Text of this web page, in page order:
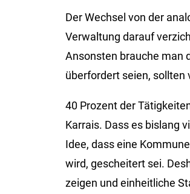
Der Wechsel von der
Verwaltung darauf
Ansonsten brauche man
überfordert seien, sollten
40 Prozent der
Karrais. Dass es bislang
Idee, dass eine
wird, gescheitert sei.
zeigen und einheitliche